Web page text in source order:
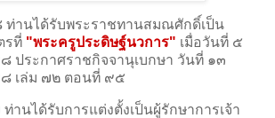
ได้รับพระราชทานสมณศักดิ์เป็น
รที่ "พระครูประดิษฐ์นวการ" เมื่อวันที่ ๕
ประกาศราชกิจจานุเบกษา วันที่ ๑๓
เล่ม ๗๒ ตอนที่ ๙๕
ได้รับการแต่งตั้งเป็นผู้รักษาการเจ้า